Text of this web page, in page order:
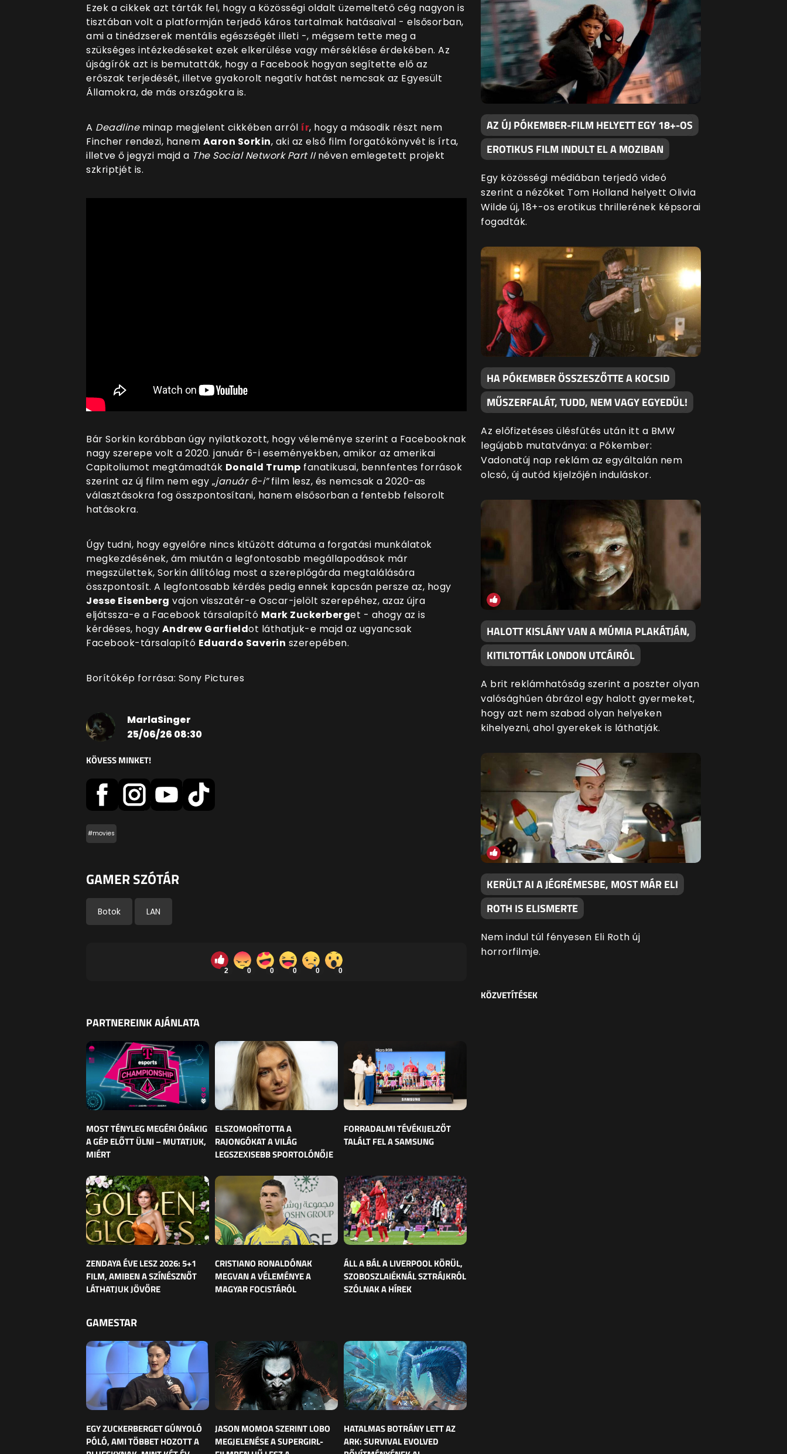
Ezek a cikkek azt tárták fel, hogy a közösségi oldalt üzemeltető cég nagyon is
tisztában volt a platformján terjedő káros tartalmak hatásaival - elsősorban,
ami a tinédzserek mentális egészségét illeti -, mégsem tette meg a
szükséges intézkedéseket ezek elkerülése vagy mérséklése érdekében. Az
újságírók azt is bemutatták, hogy a Facebook hogyan segítette elő az
erőszak terjedését, illetve gyakorolt negatív hatást nemcsak az Egyesült
Államokra, de más országokra is.
A Deadlineminap megjelent cikkében arról ír, hogy a második részt nem
Fincher rendezi, hanem Aaron Sorkin, aki az első film forgatókönyvét is írta,
illetve ő jegyzi majd a The Social Network Part IInéven emlegetett projekt
szkriptjét is.
Bár Sorkin korábban úgy nyilatkozott, hogy véleménye szerint a Facebooknak
nagy szerepe volt a 2020. január 6-i eseményekben, amikor az amerikai
Capitoliumot megtámadták Donald Trump fanatikusai, bennfentes források
szerint az új film nem egy „január 6-i”film lesz, és nemcsak a 2020-as
választásokra fog összpontosítani, hanem elsősorban a fentebb felsorolt
hatásokra.
Úgy tudni, hogy egyelőre nincs kitűzött dátuma a forgatási munkálatok
megkezdésének, ám miután a legfontosabb megállapodások már
megszülettek, Sorkin állítólag most a szereplőgárda megtalálására
összpontosít. A legfontosabb kérdés pedig ennek kapcsán persze az, hogy
Jesse Eisenberg vajon visszatér-e Oscar-jelölt szerepéhez, azaz újra
eljátssza-e a Facebook társalapító Mark Zuckerberget - ahogy az is
kérdéses, hogy Andrew Garfieldot láthatjuk-e majd az ugyancsak
Facebook-társalapító Eduardo Saverin szerepében.
Borítókép forrása: Sony Pictures
MarlaSinger
25/06/26 08:30
KÖVESS MINKET!
#movies
GAMER SZÓTÁR
Botok LAN
2 0 0 0 0 0
PARTNEREINK AJÁNLATA
MOST TÉNYLEG MEGÉRI ÓRÁKIG
A GÉP ELŐTT ÜLNI – MUTATJUK,
MIÉRT
ELSZOMORÍTOTTA A
RAJONGÓKAT A VILÁG
LEGSZEXISEBB SPORTOLÓNŐJE
FORRADALMI TÉVÉKIJELZŐT
TALÁLT FEL A SAMSUNG
ZENDAYA ÉVE LESZ 2026: 5+1
FILM, AMIBEN A SZÍNÉSZNŐT
LÁTHATJUK JÖVŐRE
CRISTIANO RONALDÓNAK
MEGVAN A VÉLEMÉNYE A
MAGYAR FOCISTÁRÓL
ÁLL A BÁL A LIVERPOOL KÖRÜL,
SZOBOSZLAIÉKNÁL SZTRÁJKRÓL
SZÓLNAK A HÍREK
GAMESTAR
EGY ZUCKERBERGET GÚNYOLÓ
PÓLÓ, AMI TÖBBET HOZOTT A
JASON MOMOA SZERINT LOBO
MEGJELENÉSE A SUPERGIRL-
HATALMAS BOTRÁNY LETT AZ
ARK: SURVIVAL EVOLVED
AZ ÚJ PÓKEMBER-FILM HELYETT EGY 18+-OS
EROTIKUS FILM INDULT EL A MOZIBAN
Egy közösségi médiában terjedő videó
szerint a nézőket Tom Holland helyett Olivia
Wilde új, 18+-os erotikus thrillerének képsorai
fogadták.
HA PÓKEMBER ÖSSZESZŐTTE A KOCSID
MŰSZERFALÁT, TUDD, NEM VAGY EGYEDÜL!
Az előfizetéses ülésfűtés után itt a BMW
legújabb mutatványa: a Pókember:
Vadonatúj nap reklám az egyáltalán nem
olcsó, új autód kijelzőjén induláskor.
HALOTT KISLÁNY VAN A MÚMIA PLAKÁTJÁN,
KITILTOTTÁK LONDON UTCÁIRÓL
A brit reklámhatóság szerint a poszter olyan
valósághűen ábrázol egy halott gyermeket,
hogy azt nem szabad olyan helyeken
kihelyezni, ahol gyerekek is láthatják.
KERÜLT AI A JÉGRÉMESBE, MOST MÁR ELI
ROTH IS ELISMERTE
Nem indul túl fényesen Eli Roth új
horrorfilmje.
KÖZVETÍTÉSEK